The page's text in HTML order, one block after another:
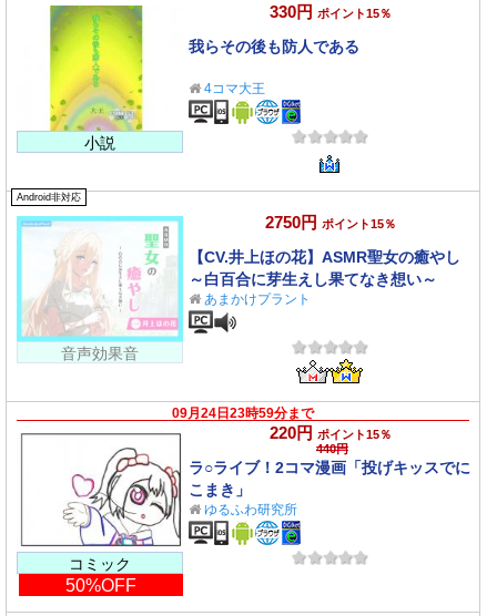
小説
330円 ポイント15％
我らその後も防人である
4コマ大王
Android非対応
音声効果音
2750円 ポイント15％
【CV.井上ほの花】ASMR聖女の癒やし
～白百合に芽生えし果てなき想い～
あまかけプラント
09月24日23時59分まで
コミック
50%OFF
220円 ポイント15％
440円
ラ○ライブ！2コマ漫画「投げキッスでに
こまき」
ゆるふわ研究所